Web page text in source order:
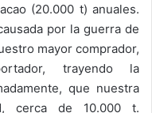
(20.000 t) anuales.
por la guerra de
mayor comprador,
trayendo la
que nuestra
cerca de 10.000 t.